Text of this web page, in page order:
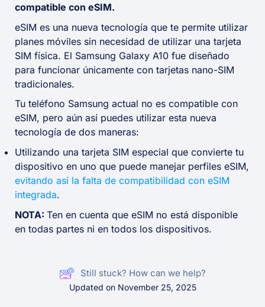
compatible con eSIM.
eSIM es una nueva tecnología que te permite utilizar
planes móviles sin necesidad de utilizar una tarjeta
SIM física. El Samsung Galaxy A10 fue diseñado
para funcionar únicamente con tarjetas nano-SIM
tradicionales.
Tu teléfono Samsung actual no es compatible con
eSIM, pero aún así puedes utilizar esta nueva
tecnología de dos maneras:
Utilizando una tarjeta SIM especial que convierte tu
dispositivo en uno que puede manejar perfiles eSIM,
evitando así la falta de compatibilidad con eSIM
integrada.
NOTA: Ten en cuenta que eSIM no está disponible
en todas partes ni en todos los dispositivos.
Still stuck? How can we help?
Updated on November 25, 2025